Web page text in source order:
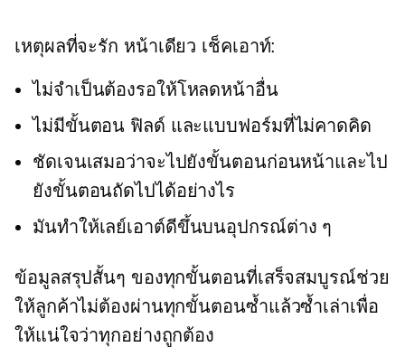
เหตุผลที่จะรัก หน้าเดียว เช็คเอาท์:
ไม่จำเป็นต้องรอให้โหลดหน้าอื่น
ไม่มีขั้นตอน ฟิลด์ และแบบฟอร์มที่ไม่คาดคิด
ชัดเจนเสมอว่าจะไปยังขั้นตอนก่อนหน้าและไป
ยังขั้นตอนถัดไปได้อย่างไร
มันทำให้เลย์เอาต์ดีขึ้นบนอุปกรณ์ต่าง ๆ
ข้อมูลสรุปสั้นๆ ของทุกขั้นตอนที่เสร็จสมบูรณ์ช่วย
ให้ลูกค้าไม่ต้องผ่านทุกขั้นตอนซ้ำแล้วซ้ำเล่าเพื่อ
ให้แน่ใจว่าทุกอย่างถูกต้อง